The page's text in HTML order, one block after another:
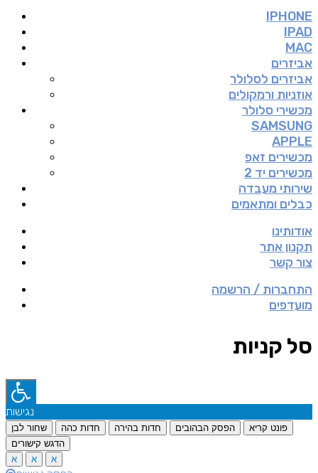
IPHONE
IPAD
MAC
אביזרים
אביזרים לסלולר
אוזניות ורמקולים
מכשירי סלולר
SAMSUNG
APPLE
מכשירים זאפ
מכשירים יד 2
שירותי מעבדה
כבלים ומתאמים
אודותינו
תקנון אתר
צור קשר
התחברות / הרשמה
מועדפים
סל קניות
נגישות
שחור לבן חדות כהה חדות בהירה הפסק הבהובים
פונט קריא
הדגש קישורים
א
א א